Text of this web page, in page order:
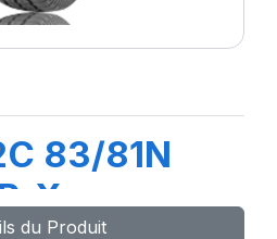
83/81N
X
du Produit